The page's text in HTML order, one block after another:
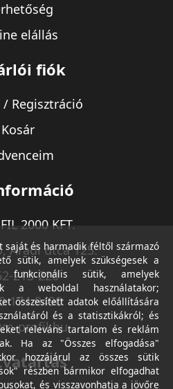
elállás
fiók
/ Regisztráció
Kosár
2000 KFT.
Aradi utca 125.
213-220
174-9490
profil.hu
saját és harmadik féltől származó
sütik, amelyek szükségesek a
funkcionális sütik, amelyek
a weboldal használatakor;
összesített adatok előállítására
és a statisztikákról; és
releváns tartalom és reklám
Ha az "Összes elfogadása"
hozzájárul az összes sütik
részben bármikor elfogadhat
és visszavonhatja a jövőre